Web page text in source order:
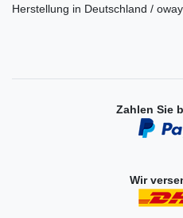
Herstellung in Deutschland /
Zahlen Sie
Wir